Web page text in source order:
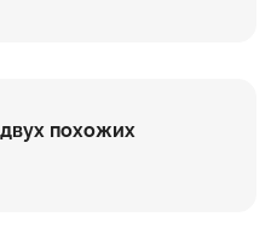
похожих